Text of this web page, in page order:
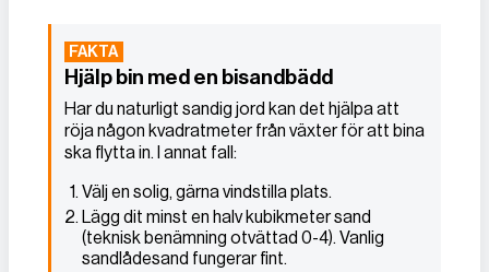
Hjälp bin med en bisandbädd
Har du naturligt sandig jord kan det hjälpa att
röja någon kvadratmeter från växter för att bina
ska flytta in. I annat fall:
Välj en solig, gärna vindstilla plats.
Lägg dit minst en halv kubikmeter sand
(teknisk benämning otvättad 0-4). Vanlig
sandlådesand fungerar fint.